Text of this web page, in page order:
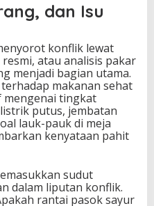
dan Isu
konflik lewat
atau analisis pakar
menjadi bagian utama.
makanan sehat
tingkat
putus, jembatan
lauk-pauk di meja
kenyataan pahit
sudut
dalam liputan konflik.
rantai pasok sayur